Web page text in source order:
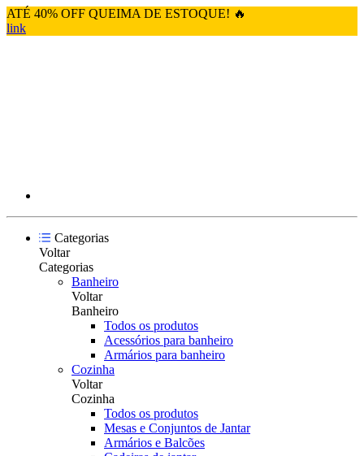
ATÉ 40% OFF QUEIMA DE ESTOQUE! 🔥
link
Categorias
Voltar
Categorias
Banheiro
Voltar
Banheiro
Todos os produtos
Acessórios para banheiro
Armários para banheiro
Cozinha
Voltar
Cozinha
Todos os produtos
Mesas e Conjuntos de Jantar
Armários e Balcões